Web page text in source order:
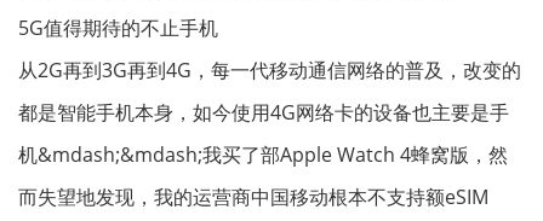
5G值得期待的不止手机
从2G再到3G再到4G，每一代移动通信网络的普及，改变的
都是智能手机本身，如今使用4G网络卡的设备也主要是手
机&mdash;&mdash;我买了部Apple Watch 4蜂窝版，然
而失望地发现，我的运营商中国移动根本不支持额eSIM